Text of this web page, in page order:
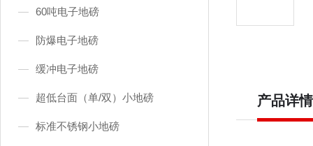
60吨电子地磅
防爆电子地磅
缓冲电子地磅
超低台面（单/双）小地磅
标准不锈钢小地磅
产品详情